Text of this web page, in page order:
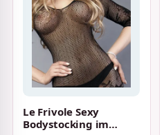
Le Frivole Sexy
Bodystocking im